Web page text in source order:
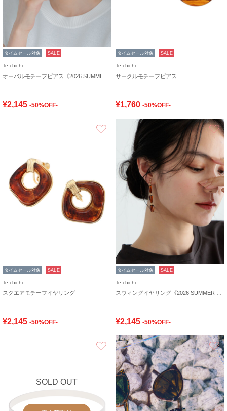
タイムセール対象 SALE
Te chichi
¥2,145 -50%OFF-
タイムセール対象 SALE
Te chichi
サークルモチーフピアス
¥1,760 -50%OFF-
お気に入り
タイムセール対象 SALE
Te chichi
スクエアモチーフイヤリング
¥2,145 -50%OFF-
タイムセール対象 SALE
Te chichi
¥2,145 -50%OFF-
SOLD OUT
お気に入り